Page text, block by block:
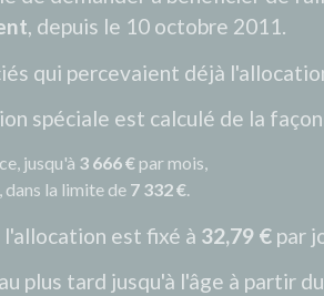
, depuis le 10 octobre 2011.
qui percevaient déjà
spéciale est calculé de la
jusqu'à 3 666 € par mois,
dans la limite de 7 332 €
est fixé à 32,79 € par
plus tard jusqu'à l'âge à partir